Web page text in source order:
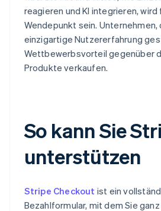
reagieren und KI integrieren,
Wendepunkt sein.
einzigartige Nutzererfahrung
Wettbewerbsvorteil gegenüber
Produkte verkaufen.
So kann Sie
unterstützen
Stripe Checkout ist ein
Bezahlformular, mit dem Sie